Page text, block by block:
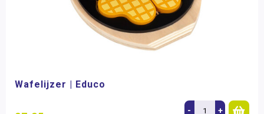
Wafelijzer | Educo
- +